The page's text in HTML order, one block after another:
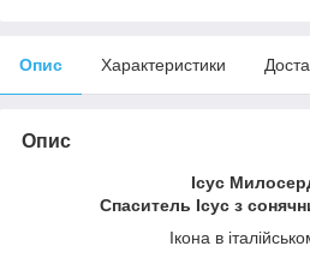
Опис Характеристики
Опис
Ісус
Спаситель Ісус з
Ікона в